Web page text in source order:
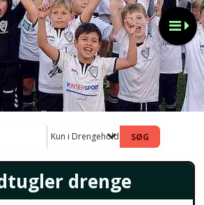
Kun i Drengehold
drenge